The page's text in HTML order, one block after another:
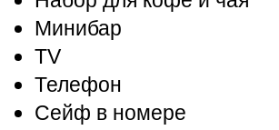
Минибар
TV
Телефон
Сейф в номере